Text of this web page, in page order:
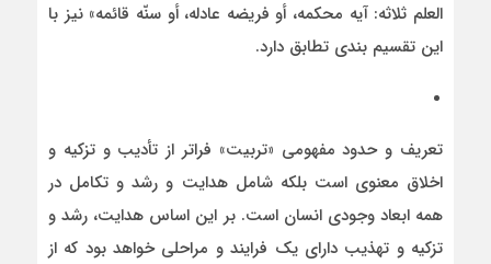
العلم ثلاثه: آیه محکمه، أو فریضه عادله، أو سنّه قائمه» نیز با
این تقسیم بندی تطابق دارد.
تعریف و حدود مفهومی «تربیت» فراتر از تأدیب و تزکیه و
اخلاق معنوی است بلکه شامل هدایت و رشد و تکامل در
همه ابعاد وجودی انسان است. بر این اساس هدایت، رشد و
تزکیه و تهذیب دارای یک فرایند و مراحلی خواهد بود که از